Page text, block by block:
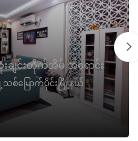
ချင်းတိုက်အိမ် အရောင်း
စ်မြောက်ပိုင်းမြို့နယ်